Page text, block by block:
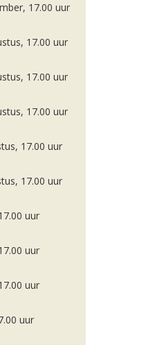
17.00 uur
17.00 uur
17.00 uur
17.00 uur
17.00 uur
17.00 uur
uur
uur
uur
uur